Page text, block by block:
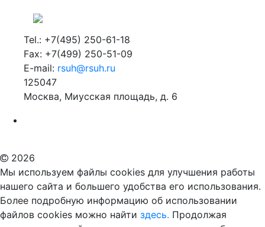
Tel.: +7(495) 250-61-18
Fax: +7(499) 250-51-09
E-mail: rsuh@rsuh.ru
125047
Москва, Миусская площадь, д. 6
2026
Мы используем файлы cookies для улучшения работы
нашего сайта и большего удобства его использования.
Более подробную информацию об использовании
файлов cookies можно найти здесь. Продолжая